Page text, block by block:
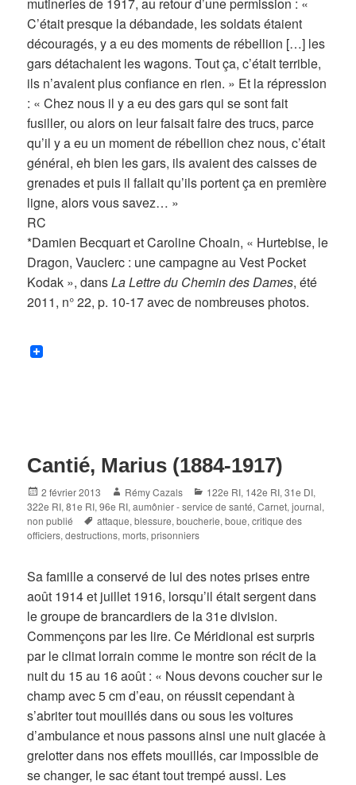
mutineries de 1917, au retour d’une permission : «
C’était presque la débandade, les soldats étaient
découragés, y a eu des moments de rébellion […] les
gars détachaient les wagons. Tout ça, c’était terrible,
ils n’avaient plus confiance en rien. » Et la répression
: « Chez nous il y a eu des gars qui se sont fait
fusiller, ou alors on leur faisait faire des trucs, parce
qu’il y a eu un moment de rébellion chez nous, c’était
général, eh bien les gars, ils avaient des caisses de
grenades et puis il fallait qu’ils portent ça en première
ligne, alors vous savez… »
RC
*Damien Becquart et Caroline Choain, « Hurtebise, le
Dragon, Vauclerc : une campagne au Vest Pocket
Kodak », dansLa Lettre du Chemin des Dames, été
2011, n° 22, p. 10-17 avec de nombreuses photos.
Cantié, Marius (1884-1917)
Posted
on
2 février 2013 Author
Rémy Cazals Categories
122e RI, 142e RI,31e DI,
322e RI,81e RI,96e RI,aumônier - service de santé,Carnet, journal,
non publié
Tags
attaque,blessure,boucherie,boue,critique des
officiers,destructions,morts,prisonniers
Sa famille a conservé de lui des notes prises entre
août 1914 et juillet 1916, lorsqu’il était sergent dans
le groupe de brancardiers de la 31e division.
Commençons par les lire. Ce Méridional est surpris
par le climat lorrain comme le montre son récit de la
nuit du 15 au 16 août : « Nous devons coucher sur le
champ avec 5 cm d’eau, on réussit cependant à
s’abriter tout mouillés dans ou sous les voitures
d’ambulance et nous passons ainsi une nuit glacée à
grelotter dans nos effets mouillés, car impossible de
se changer, le sac étant tout trempé aussi. Les